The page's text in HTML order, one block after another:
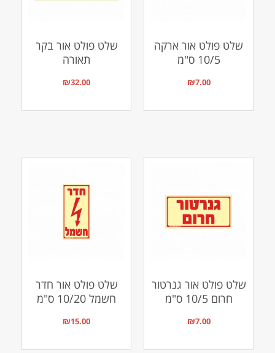
שלט פולט אור ארקה
10/5 ס"מ
₪7.00
שלט פולט אור בקר
תאורה
₪32.00
שלט פולט אור גנרטור
חרום 10/5 ס"מ
₪7.00
שלט פולט אור חדר
חשמל 10/20 ס"מ
₪15.00